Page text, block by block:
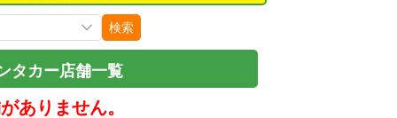
検索
タカー店舗一覧
ありません。